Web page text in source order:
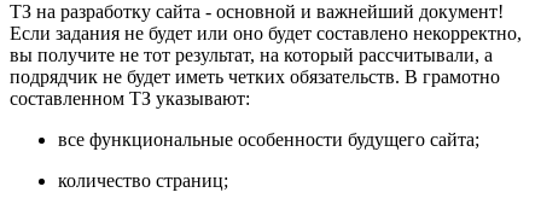
ТЗ на разработку сайта - основной и важнейший документ!
Если задания не будет или оно будет составлено некорректно,
вы получите не тот результат, на который рассчитывали, а
подрядчик не будет иметь четких обязательств. В грамотно
составленном ТЗ указывают:
все функциональные особенности будущего сайта;
количество страниц;